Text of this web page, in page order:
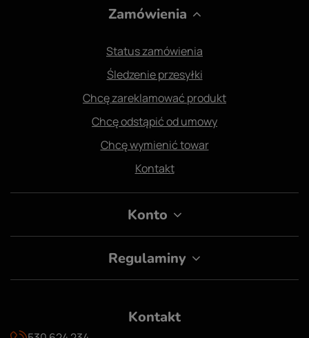
Zamówienia
Status zamówienia
Śledzenie przesyłki
Chcę zareklamować produkt
Chcę odstąpić od umowy
Chcę wymienić towar
Kontakt
Konto
Regulaminy
Kontakt